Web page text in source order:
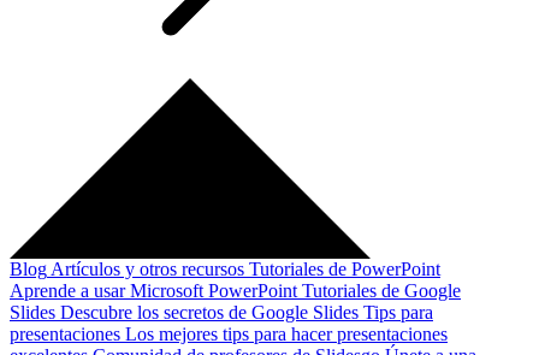
Blog Artículos y otros recursos Tutoriales de PowerPoint
Aprende a usar Microsoft PowerPoint Tutoriales de Google
Slides Descubre los secretos de Google Slides Tips para
presentaciones Los mejores tips para hacer presentaciones